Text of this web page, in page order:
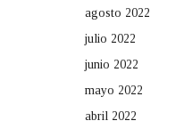
agosto 2022
julio 2022
junio 2022
mayo 2022
abril 2022